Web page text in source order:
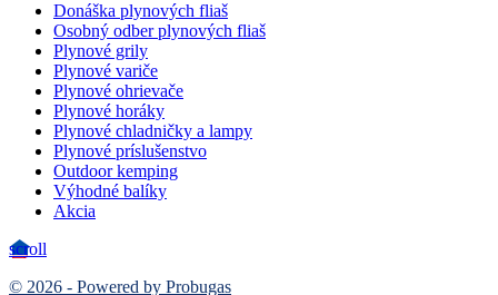
Donáška plynových fliaš
Osobný odber plynových fliaš
Plynové grily
Plynové variče
Plynové ohrievače
Plynové horáky
Plynové chladničky a lampy
Plynové príslušenstvo
Outdoor kemping
Výhodné balíky
Akcia
scroll
© 2026 - Powered by Probugas